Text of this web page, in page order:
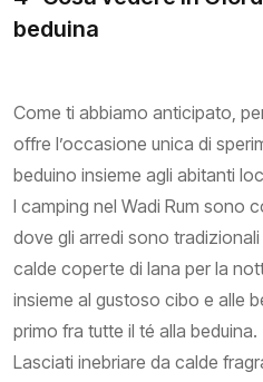
beduina
Come ti abbiamo anticipato,
offre l’occasione unica di
beduino insieme agli abitanti
I camping nel Wadi Rum sono
dove gli arredi sono
calde coperte di lana per la
insieme al gustoso cibo e alle
primo fra tutte il té alla beduina.
Lasciati inebriare da calde